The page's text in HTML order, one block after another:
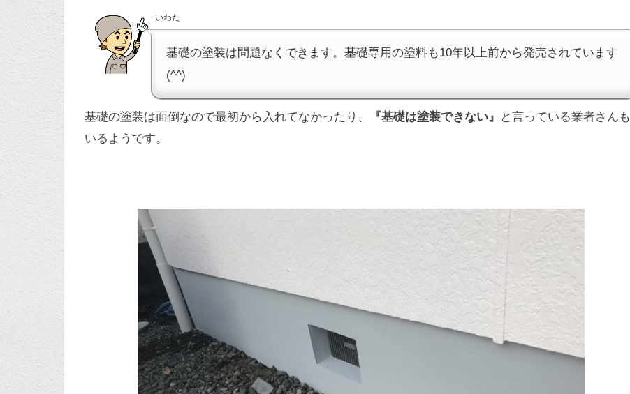
いわた
基礎の塗装は問題なくできます。基礎専用の塗料も10年以上前から発売されています
(^^)
基礎の塗装は面倒なので最初から入れてなかったり、 『基礎は塗装できない』
と言っている業者さんも
いるようです。